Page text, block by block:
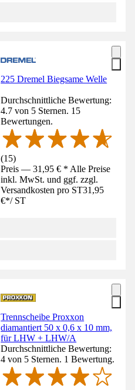
225 Dremel Biegsame Welle
Durchschnittliche Bewertung:
4.7 von 5 Sternen. 15
Bewertungen.
(15)
Preis — 31,95 € * Alle Preise
inkl. MwSt. und ggf. zzgl.
Versandkosten pro ST31,95
€*/ ST
Trennscheibe Proxxon
diamantiert 50 x 0,6 x 10 mm,
für LHW + LHW/A
Durchschnittliche Bewertung:
4 von 5 Sternen. 1 Bewertung.